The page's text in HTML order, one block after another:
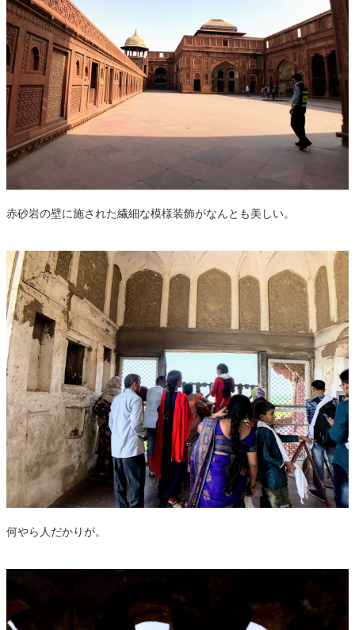
赤砂岩の壁に施された繊細な模様装飾がなんとも美しい。
何やら人だかりが。